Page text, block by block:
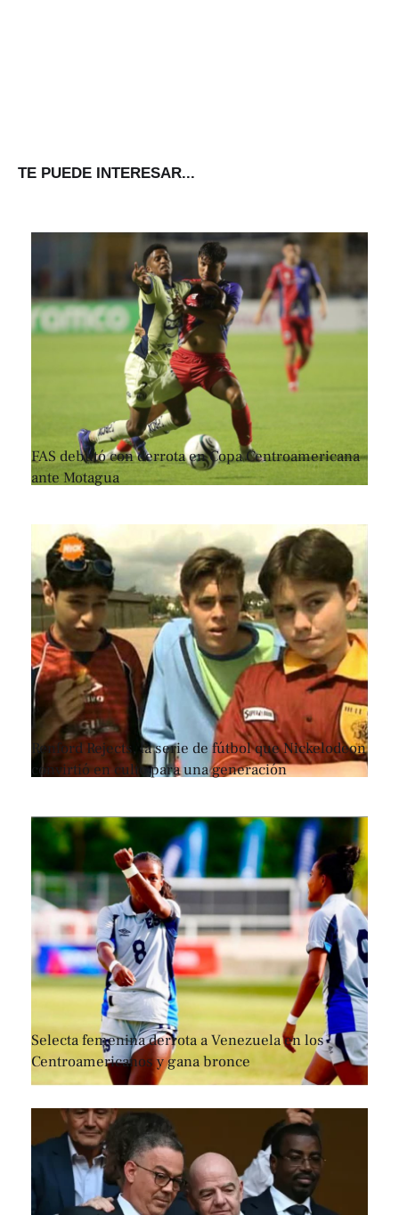
TE PUEDE INTERESAR...
FAS debutó con derrota en Copa Centroamericana
ante Motagua
Renford Rejects, la serie de fútbol que Nickelodeon
convirtió en culto para una generación
Selecta femenina derrota a Venezuela en los
Centroamericanos y gana bronce